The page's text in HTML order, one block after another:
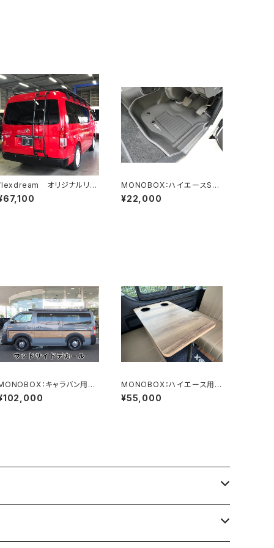
オリジナルリア
ダー（ワイドボディ）
MONOBOX：ハイエースS-G
L 1.2列セット 立体フロア
マット【flexdreamロゴ】
¥22,000
：キャラバン用ウ
ドサイドデカール
MONOBOX：ハイエース用壁
掛けスライドテーブル 2本脚
モデル テーブル寸法650㎜×
¥55,000